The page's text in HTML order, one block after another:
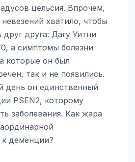
цельсия. Впрочем,
хватило, чтобы
друг друга: Дагу Уитни
а симптомы болезни
которые он был
так и не появились.
день он единственный
PSEN2, которому
заболевания. Как жара
деменции?